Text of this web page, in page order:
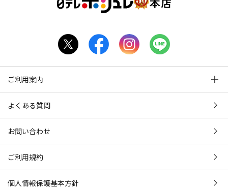
ご利用案内
よくある質問
お問い合わせ
ご利用規約
個人情報保護基本方針